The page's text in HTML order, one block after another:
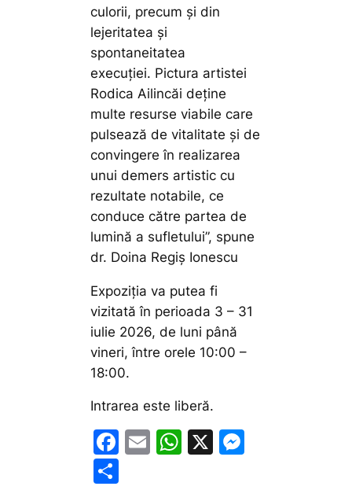
culorii, precum şi din
lejeritatea şi
spontaneitatea
execuţiei. Pictura artistei
Rodica Ailincăi deţine
multe resurse viabile care
pulsează de vitalitate și de
convingere în realizarea
unui demers artistic cu
rezultate notabile, ce
conduce către partea de
lumină a sufletului”, spune
dr. Doina Regiș Ionescu
Expoziția va putea fi
vizitată în perioada 3 – 31
iulie 2026, de luni până
vineri, între orele 10:00 –
18:00.
Intrarea este liberă.
F
E
W X